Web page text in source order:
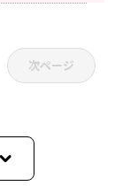
次ページ